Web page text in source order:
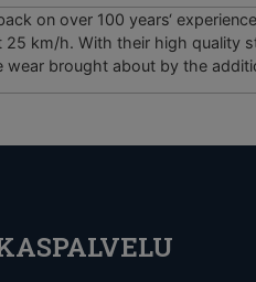
on over 100 years‘
km/h. With their high quality
wear brought about by the